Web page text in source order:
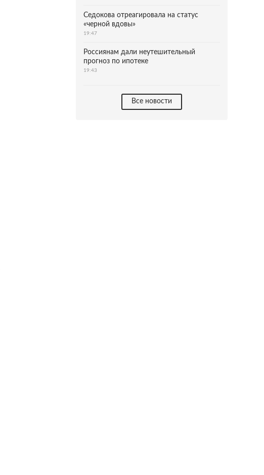
Седокова отреагировала на статус
«черной вдовы»
19:47
Россиянам дали неутешительный
прогноз по ипотеке
19:43
Все новости